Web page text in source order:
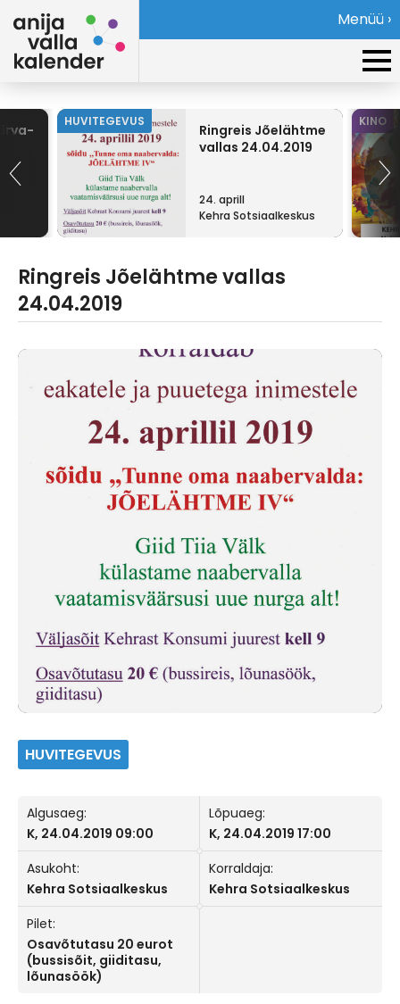
Menüü ›
HUVITEGEVUS
Ringreis Jõelähtme
vallas 24.04.2019
24. aprill
Kehra Sotsiaalkeskus
KINO
Ringreis Jõelähtme vallas
24.04.2019
HUVITEGEVUS
Algusaeg:
K, 24.04.2019 09:00
Lõpuaeg:
K, 24.04.2019 17:00
Asukoht:
Kehra Sotsiaalkeskus
Korraldaja:
Kehra Sotsiaalkeskus
Pilet:
Osavõtutasu 20 eurot
(bussisõit, giiditasu,
lõunasöök)